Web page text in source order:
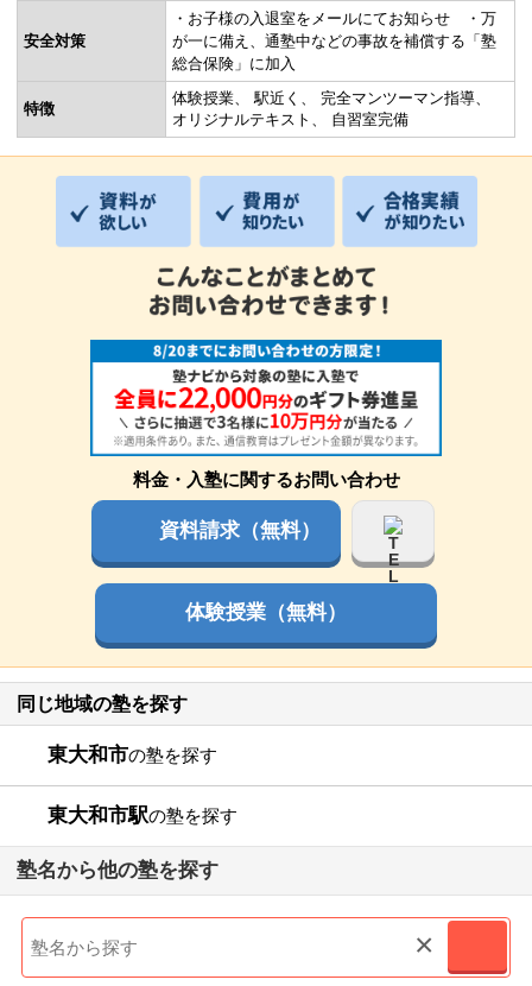
安全対策
・お子様の入退室をメールにてお知らせ ・万
が一に備え、通塾中などの事故を補償する「塾
総合保険」に加入
特徴
体験授業 駅近く
完全マンツーマン指導
オリジナルテキスト
自習室完備
料金・入塾に関するお問い合わせ
資料請求（無料）
体験授業（無料）
同じ地域の塾を探す
東大和市の塾を探す
東大和市駅の塾を探す
塾名から他の塾を探す
×